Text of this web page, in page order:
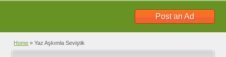
Post an Ad
Home » Yaz Aşkımla Seviştik